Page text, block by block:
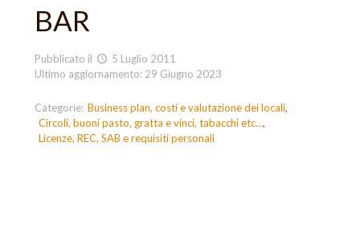
BAR
Pubblicato il
5 Luglio 2011
Ultimo aggiornamento: 29 Giugno 2023
Categorie: Business plan, costi e valutazione dei locali
Circoli, buoni pasto, gratta e vinci, tabacchi etc…
Licenze, REC, SAB e requisiti personali